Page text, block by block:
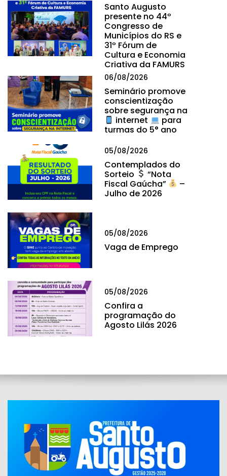
Santo Augusto
presente no 44º
Congresso de
Municípios do RS e
31º Fórum de
Cultura e Economia
Criativa da FAMURS
06/08/2026
Seminário promove
conscientização
sobre segurança na
internet
para
turmas do 5° ano
05/08/2026
Contemplados do
Sorteio
“Nota
Fiscal Gaúcha”
–
Julho de 2026
05/08/2026
Vaga de Emprego
05/08/2026
Confira a
programação do
Agosto Lilás 2026